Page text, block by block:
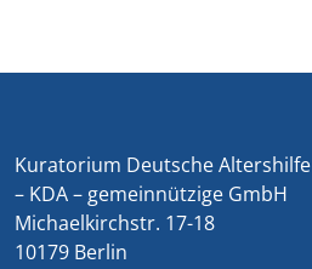
Kuratorium Deutsche Altershilfe
– KDA – gemeinnützige GmbH
Michaelkirchstr. 17-18
10179 Berlin